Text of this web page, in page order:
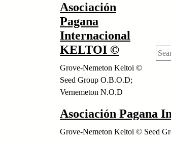
Asociación
Pagana
Internacional
KELTOI ©
Grove-Nemeton Keltoi ©
Seed Group O.B.O.D;
Vernemeton N.O.D
Asociación Pagana
Grove-Nemeton Keltoi © Seed